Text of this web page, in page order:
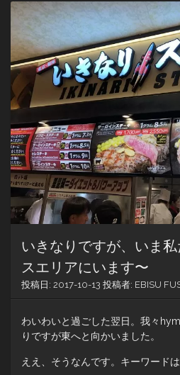
コ
ツ
へ
ス
キ
ッ
プ
いきなりですが、いま
スエリアにいます〜
投稿日: 2017-10-13 投稿者: EBISU
わいわいと過ごした翌日。我々
りですが東へと向かいました。
ええ、そうなんです。キーワード